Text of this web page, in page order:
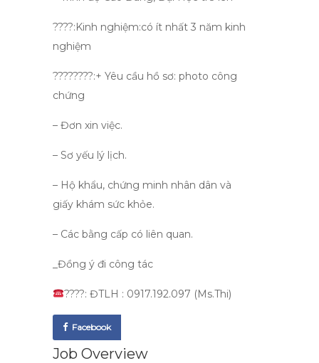
????:Kinh nghiệm:có ít nhất 3 năm kinh
nghiệm
????????:+ Yêu cầu hồ sơ: photo công
chứng
– Đơn xin việc.
– Sơ yếu lý lịch.
– Hộ khẩu, chứng minh nhân dân và
giấy khám sức khỏe.
– Các bằng cấp có liên quan.
_Đồng ý đi công tác
????: ĐTLH : 0917.192.097 (Ms.Thi)
Facebook
Job Overview